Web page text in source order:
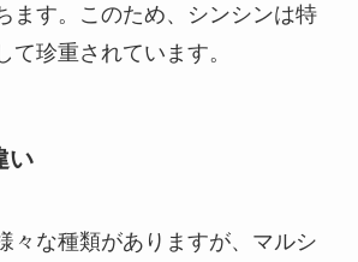
ます。このため、シンシンは特
て珍重されています。
い
々な種類がありますが、マルシ